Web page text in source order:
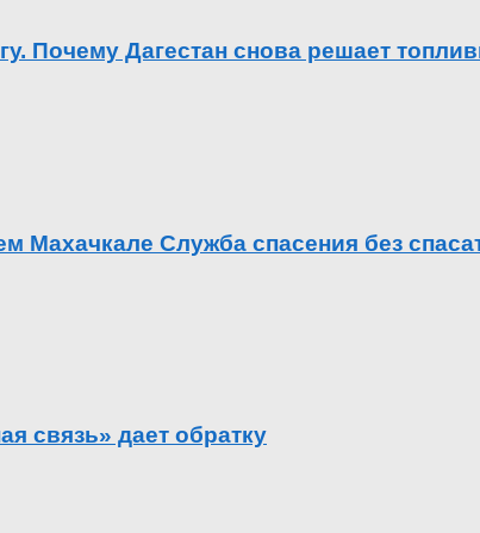
Почему Дагестан снова решает
Махачкале Служба спасения без
связь» дает обратку